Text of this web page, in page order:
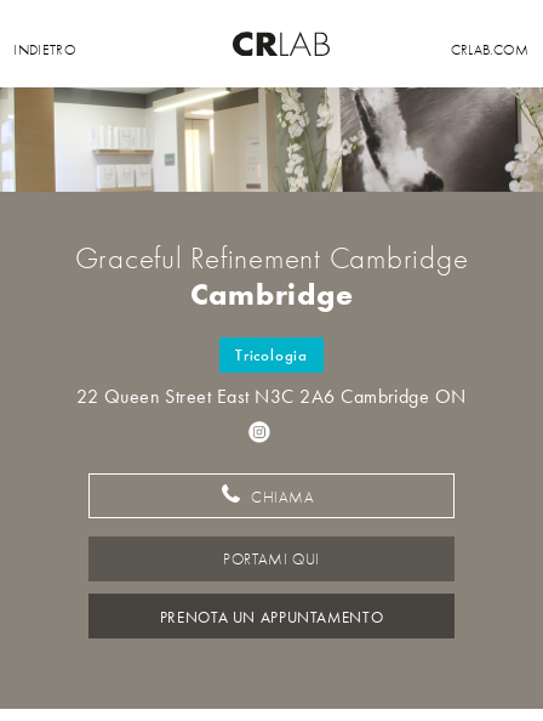
INDIETRO CRLAB.COM
Graceful Refinement Cambridge
Cambridge
Tricologia
22 Queen Street East N3C 2A6 Cambridge ON
CHIAMA
PORTAMI QUI
PRENOTA UN APPUNTAMENTO